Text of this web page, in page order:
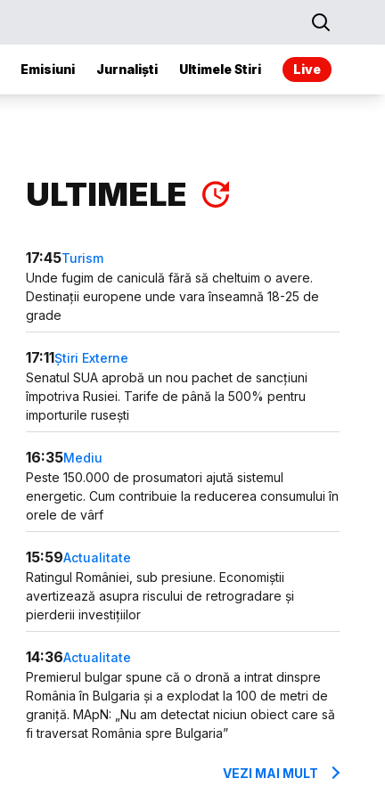
Emisiuni Jurnaliști Ultimele Stiri Live
ULTIMELE
17:45Turism
Unde fugim de caniculă fără să cheltuim o avere.
Destinații europene unde vara înseamnă 18-25 de
grade
17:11Știri Externe
Senatul SUA aprobă un nou pachet de sancțiuni
împotriva Rusiei. Tarife de până la 500% pentru
importurile rusești
16:35Mediu
Peste 150.000 de prosumatori ajută sistemul
energetic. Cum contribuie la reducerea consumului în
orele de vârf
15:59Actualitate
Ratingul României, sub presiune. Economiștii
avertizează asupra riscului de retrogradare și
pierderii investițiilor
14:36Actualitate
Premierul bulgar spune că o dronă a intrat dinspre
România în Bulgaria și a explodat la 100 de metri de
graniță. MApN: „Nu am detectat niciun obiect care să
fi traversat România spre Bulgaria”
VEZI MAI MULT